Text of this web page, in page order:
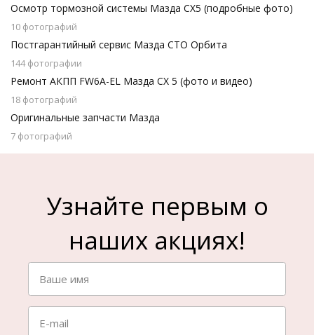
Осмотр тормозной системы Мазда CX5 (подробные фото)
10 фотографий
Постгарантийный сервис Мазда СТО Орбита
144 фотографии
Ремонт АКПП FW6A-EL Мазда СХ 5 (фото и видео)
18 фотографий
Оригинальные запчасти Мазда
7 фотографий
Узнайте первым о
наших акциях!